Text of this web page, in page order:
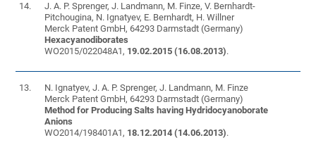
14.
J. A. P. Sprenger, J. Landmann, M. Finze, V. Bernhardt-
Pitchougina, N. Ignatyev, E. Bernhardt, H. Willner
Merck Patent GmbH, 64293 Darmstadt (Germany)
Hexacyanodiborates
WO2015/022048A1, 19.02.2015 (16.08.2013).
13.
N. Ignatyev, J. A. P. Sprenger, J. Landmann, M. Finze
Merck Patent GmbH, 64293 Darmstadt (Germany)
Method for Producing Salts having Hydridocyanoborate
Anions
WO2014/198401A1, 18.12.2014 (14.06.2013).